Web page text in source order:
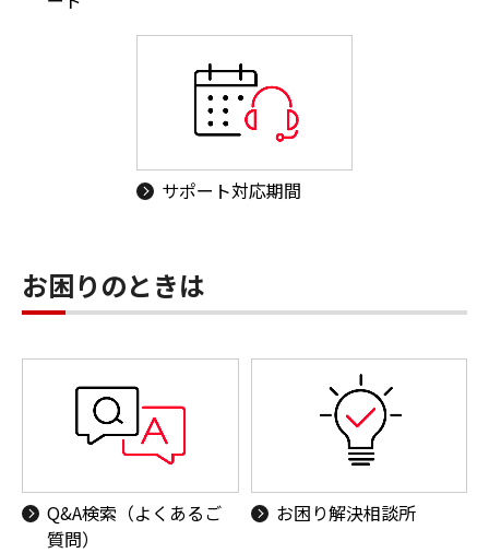
サポート対応期間
お困りのときは
Q&A検索（よくあるご
質問）
お困り解決相談所